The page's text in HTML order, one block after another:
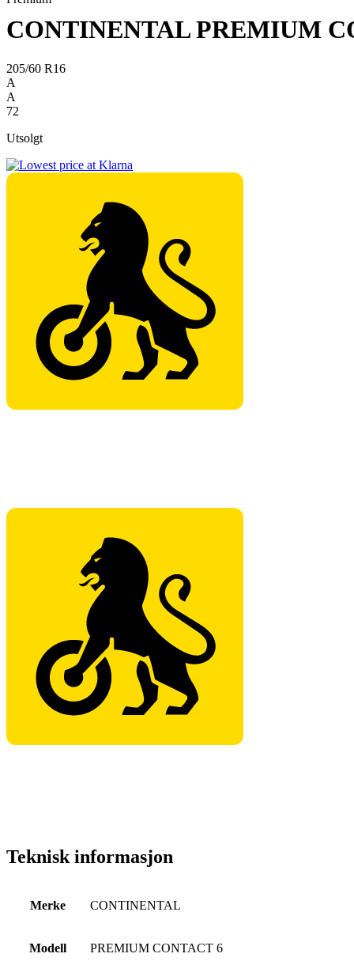
CONTINENTAL PREMIUM
205/60 R16
A
A
72
Utsolgt
Teknisk informasjon
Merke CONTINENTAL
Modell PREMIUM CONTACT 6